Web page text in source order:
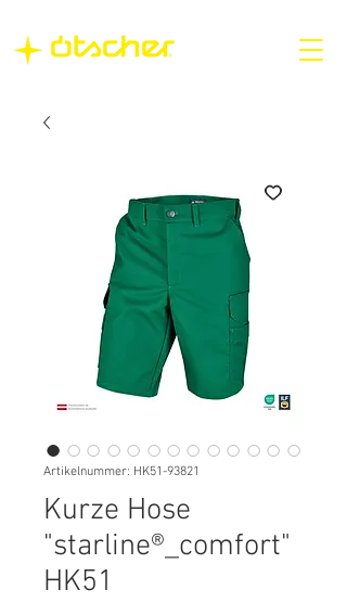
Artikelnummer: HK51-93821
Kurze Hose
"starline®_comfort"
HK51